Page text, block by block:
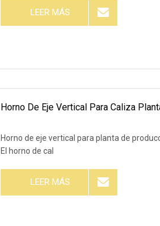
LEER MÁS
Horno De Eje Vertical Para Caliza
Horno de eje vertical para planta de
El horno de cal
LEER MÁS